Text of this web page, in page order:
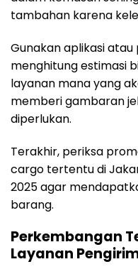
tambahan karena
Gunakan aplikasi
menghitung estimasi
layanan mana yang
memberi gambaran
diperlukan.
Terakhir, periksa
cargo tertentu di
2025 agar
barang.
Perkembangan
Layanan